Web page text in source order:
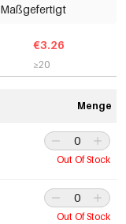
Maßgefertigt
€3.26
≥20
Menge
Out Of Stock
Out Of Stock